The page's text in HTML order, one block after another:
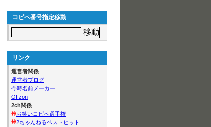
コピペ番号指定移動
リンク
運営者関係
運営者ブログ
今時名前メーカー
Offzon
2ch関係
お笑いコピペ選手権
2ちゃんねるベストヒット